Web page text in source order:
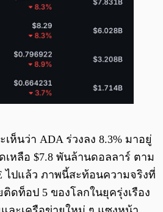
ห็นว่า ADA ร่วงลง 8.3% มาอยู่
เหลือ $7.8 พันล้านดอลลาร์ ตาม
ไปแล้ว ภาพนี้สะท้อนความจริงที่
ติดท็อป 5 ของโลกในยุครุ่งเรือง